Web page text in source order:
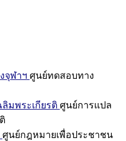
จุฬาฯ ศูนย์ทดสอบทาง
มพระเกียรติ ศูนย์การแปล
ศูนย์กฎหมายเพื่อประชาชน